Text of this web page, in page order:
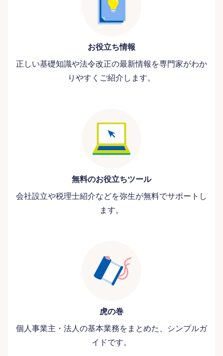
お役立ち情報
正しい基礎知識や法令改正の最新情報を専門家がわか
りやすくご紹介します。
無料のお役立ちツール
会社設立や税理士紹介などを弥生が無料でサポートし
ます。
虎の巻
個人事業主・法人の基本業務をまとめた、シンプルガ
イドです。